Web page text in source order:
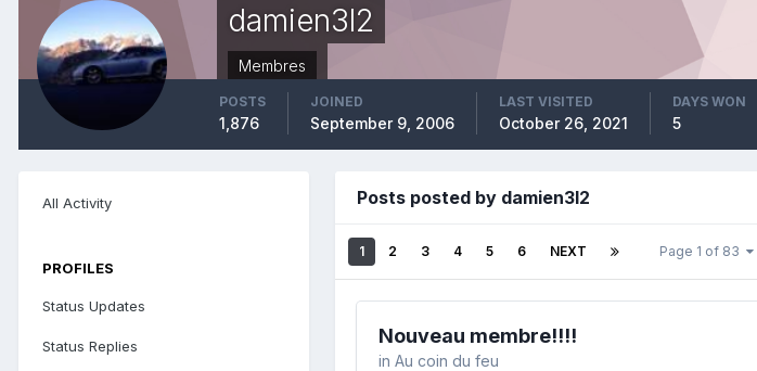
damien3l2
Membres
POSTS
1,876
JOINED
September 9, 2006
LAST VISITED
October 26, 2021
DAYS WON
5
All Activity
PROFILES
Status Updates
Status Replies
Posts posted by damien3l2
1 2 3 4 5 6 NEXT Page 1 of 83
Nouveau membre!!!!
in Au coin du feu